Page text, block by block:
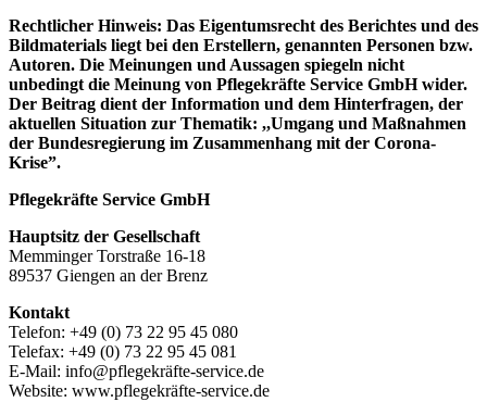
Rechtlicher Hinweis: Das Eigentumsrecht des Berichtes und des
Bildmaterials liegt bei den Erstellern, genannten Personen bzw.
Autoren. Die Meinungen und Aussagen spiegeln nicht
unbedingt die Meinung von Pflegekräfte Service GmbH wider.
Der Beitrag dient der Information und dem Hinterfragen, der
aktuellen Situation zur Thematik: ,,Umgang und Maßnahmen
der Bundesregierung im Zusammenhang mit der Corona-
Krise”.
Pflegekräfte Service GmbH
Hauptsitz der Gesellschaft
Memminger Torstraße 16-18
89537 Giengen an der Brenz
Kontakt
Telefon: +49 (0) 73 22 95 45 080
Telefax: +49 (0) 73 22 95 45 081
E-Mail: info@pflegekräfte-service.de
Website: www.pflegekräfte-service.de